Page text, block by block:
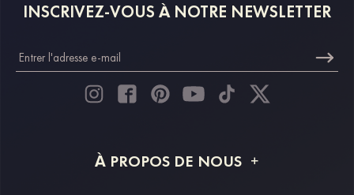
INSCRIVEZ-VOUS À NOTRE NEWSLETTER
À PROPOS DE NOUS